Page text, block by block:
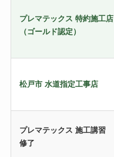
プレマテックス 特約施工店
（ゴールド認定）
松戸市 水道指定工事店
プレマテックス 施工講習
修了